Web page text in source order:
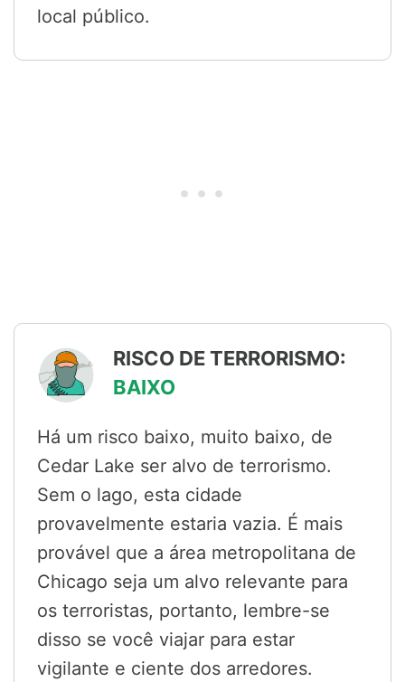
local público.
RISCO DE TERRORISMO:
BAIXO
Há um risco baixo, muito baixo, de
Cedar Lake ser alvo de terrorismo.
Sem o lago, esta cidade
provavelmente estaria vazia. É mais
provável que a área metropolitana de
Chicago seja um alvo relevante para
os terroristas, portanto, lembre-se
disso se você viajar para estar
vigilante e ciente dos arredores.